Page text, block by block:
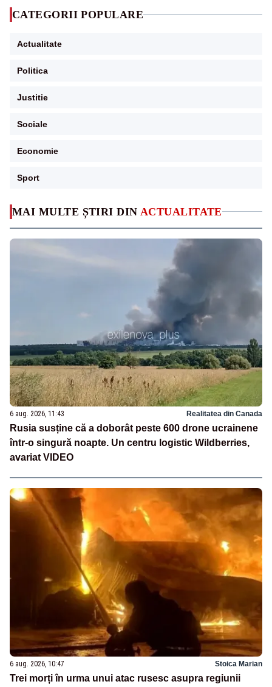
MAI MULTE ȘTIRI DIN ACTUALITATE
6 aug. 2026, 11:43 Realitatea din Canada
Rusia susține că a doborât peste 600 drone ucrainene
într-o singură noapte. Un centru logistic Wildberries,
avariat VIDEO
6 aug. 2026, 10:47 Stoica Marian
Trei morți în urma unui atac rusesc asupra regiunii
CATEGORII POPULARE
Actualitate
Politica
Justitie
Sociale
Economie
Sport